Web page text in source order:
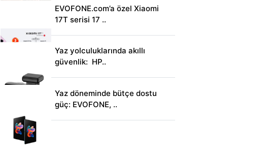
EVOFONE.com’a özel Xiaomi
17T serisi 17 ..
Yaz yolculuklarında akıllı
güvenlik: HP..
Yaz döneminde bütçe dostu
güç: EVOFONE, ..